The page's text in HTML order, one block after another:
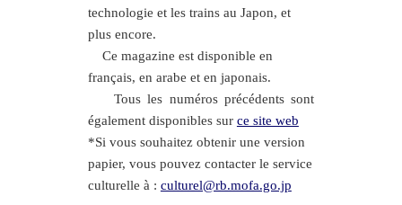
technologie et les trains au Japon, et
plus encore.
Ce magazine est disponible en
français, en arabe et en japonais.
Tous les numéros précédents sont
également disponibles sur ce site web
*Si vous souhaitez obtenir une version
papier, vous pouvez contacter le service
culturelle à : culturel@rb.mofa.go.jp